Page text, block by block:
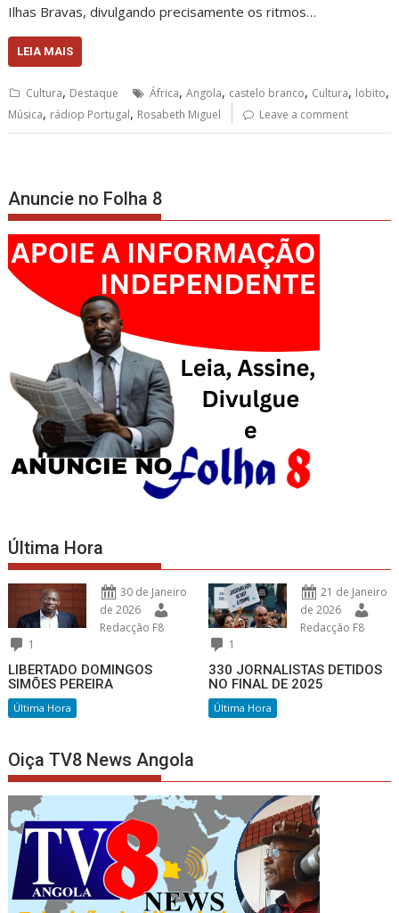
Ilhas Bravas, divulgando precisamente os ritmos…
LEIA MAIS
Cultura, Destaque África,Angola, castelo branco, Cultura, lobito,
Música, rádiop Portugal, Rosabeth Miguel Leave a comment
Anuncie no Folha 8
Última Hora
30 de Janeiro
de 2026
Redacção F8
1
LIBERTADO DOMINGOS
SIMÕES PEREIRA
Última Hora
21 de Janeiro
de 2026
Redacção F8
1
330 JORNALISTAS DETIDOS
NO FINAL DE 2025
Última Hora
Oiça TV8 News Angola